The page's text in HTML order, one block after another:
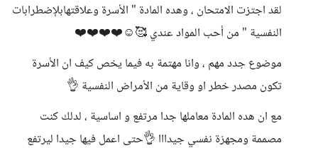
لقد اجتزت الامتحان ، وهده المادة " الأسرة وعلاقتهابلإضطرابات
النفسية " من أحب المواد عندي 🥰☺️❤️❤️❤️❤️
موضوع جدد مهم ، وانا مهتمة به فيما يخص كيف ان الأسرة
تكون مصدر خطر او وقاية من الأمراض النفسية 👌
مع ان هده المادة معاملها جدا مرتفع و اساسية ، لدلك كنت
مصممة ومجهزة نفسي جيدااا 👌حتى اعمل فيها جيدا ليرتفع